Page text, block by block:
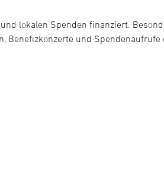
lokalen Spenden finanziert.
Benefizkonzerte und Spendenaufrufe